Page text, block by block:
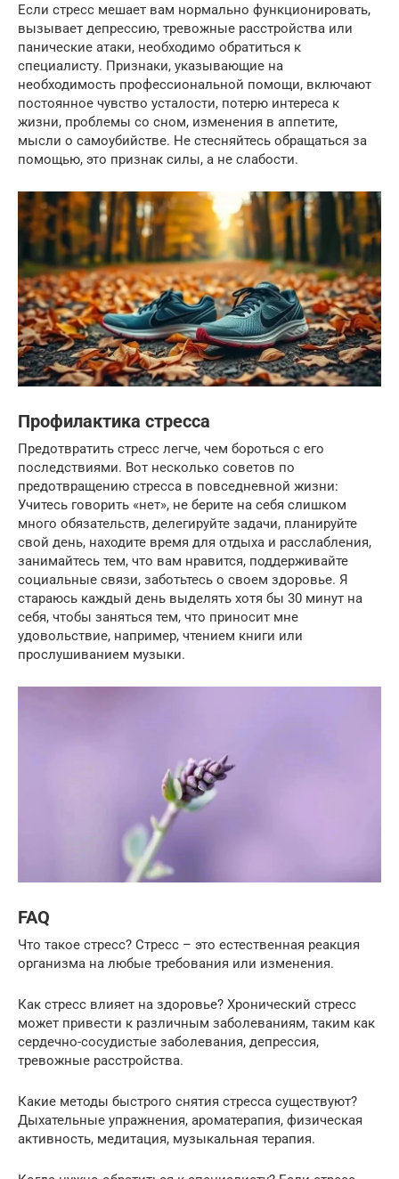
Если стресс мешает вам нормально функционировать,
вызывает депрессию, тревожные расстройства или
панические атаки, необходимо обратиться к
специалисту. Признаки, указывающие на
необходимость профессиональной помощи, включают
постоянное чувство усталости, потерю интереса к
жизни, проблемы со сном, изменения в аппетите,
мысли о самоубийстве. Не стесняйтесь обращаться за
помощью, это признак силы, а не слабости.
Профилактика стресса
Предотвратить стресс легче, чем бороться с его
последствиями. Вот несколько советов по
предотвращению стресса в повседневной жизни:
Учитесь говорить «нет», не берите на себя слишком
много обязательств, делегируйте задачи, планируйте
свой день, находите время для отдыха и расслабления,
занимайтесь тем, что вам нравится, поддерживайте
социальные связи, заботьтесь о своем здоровье. Я
стараюсь каждый день выделять хотя бы 30 минут на
себя, чтобы заняться тем, что приносит мне
удовольствие, например, чтением книги или
прослушиванием музыки.
FAQ
Что такое стресс? Стресс – это естественная реакция
организма на любые требования или изменения.
Как стресс влияет на здоровье? Хронический стресс
может привести к различным заболеваниям, таким как
сердечно-сосудистые заболевания, депрессия,
тревожные расстройства.
Какие методы быстрого снятия стресса существуют?
Дыхательные упражнения, ароматерапия, физическая
активность, медитация, музыкальная терапия.